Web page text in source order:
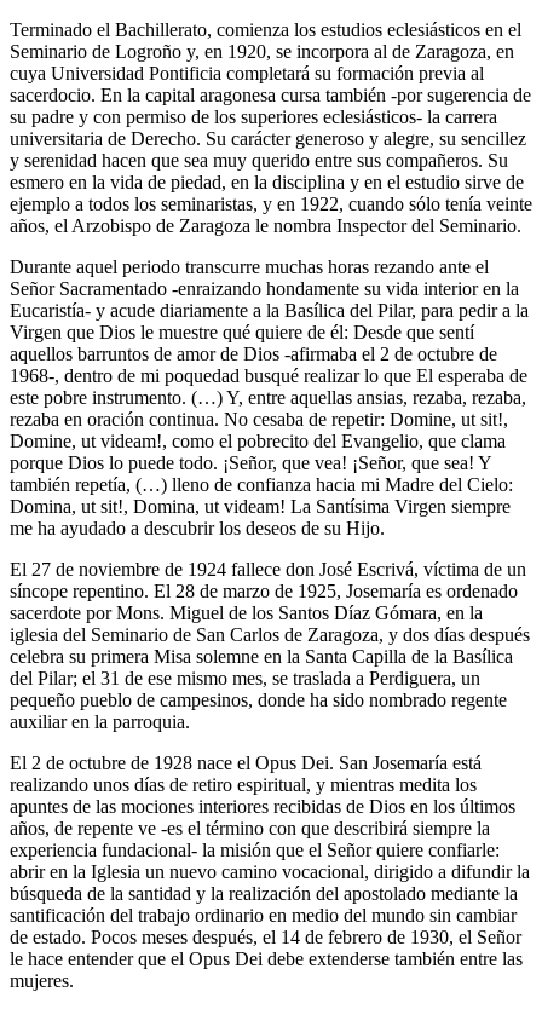
Terminado el Bachillerato, comienza los estudios eclesiásticos en el
Seminario de Logroño y, en 1920, se incorpora al de Zaragoza, en
cuya Universidad Pontificia completará su formación previa al
sacerdocio. En la capital aragonesa cursa también -por sugerencia de
su padre y con permiso de los superiores eclesiásticos- la carrera
universitaria de Derecho. Su carácter generoso y alegre, su sencillez
y serenidad hacen que sea muy querido entre sus compañeros. Su
esmero en la vida de piedad, en la disciplina y en el estudio sirve de
ejemplo a todos los seminaristas, y en 1922, cuando sólo tenía veinte
años, el Arzobispo de Zaragoza le nombra Inspector del Seminario.
Durante aquel periodo transcurre muchas horas rezando ante el
Señor Sacramentado -enraizando hondamente su vida interior en la
Eucaristía- y acude diariamente a la Basílica del Pilar, para pedir a la
Virgen que Dios le muestre qué quiere de él: Desde que sentí
aquellos barruntos de amor de Dios -afirmaba el 2 de octubre de
1968-, dentro de mi poquedad busqué realizar lo que El esperaba de
este pobre instrumento. (…) Y, entre aquellas ansias, rezaba, rezaba,
rezaba en oración continua. No cesaba de repetir: Domine, ut sit!,
Domine, ut videam!, como el pobrecito del Evangelio, que clama
porque Dios lo puede todo. ¡Señor, que vea! ¡Señor, que sea! Y
también repetía, (…) lleno de confianza hacia mi Madre del Cielo:
Domina, ut sit!, Domina, ut videam! La Santísima Virgen siempre
me ha ayudado a descubrir los deseos de su Hijo.
El 27 de noviembre de 1924 fallece don José Escrivá, víctima de un
síncope repentino. El 28 de marzo de 1925, Josemaría es ordenado
sacerdote por Mons. Miguel de los Santos Díaz Gómara, en la
iglesia del Seminario de San Carlos de Zaragoza, y dos días después
celebra su primera Misa solemne en la Santa Capilla de la Basílica
del Pilar; el 31 de ese mismo mes, se traslada a Perdiguera, un
pequeño pueblo de campesinos, donde ha sido nombrado regente
auxiliar en la parroquia.
El 2 de octubre de 1928 nace el Opus Dei. San Josemaría está
realizando unos días de retiro espiritual, y mientras medita los
apuntes de las mociones interiores recibidas de Dios en los últimos
años, de repente ve -es el término con que describirá siempre la
experiencia fundacional- la misión que el Señor quiere confiarle:
abrir en la Iglesia un nuevo camino vocacional, dirigido a difundir la
búsqueda de la santidad y la realización del apostolado mediante la
santificación del trabajo ordinario en medio del mundo sin cambiar
de estado. Pocos meses después, el 14 de febrero de 1930, el Señor
le hace entender que el Opus Dei debe extenderse también entre las
mujeres.